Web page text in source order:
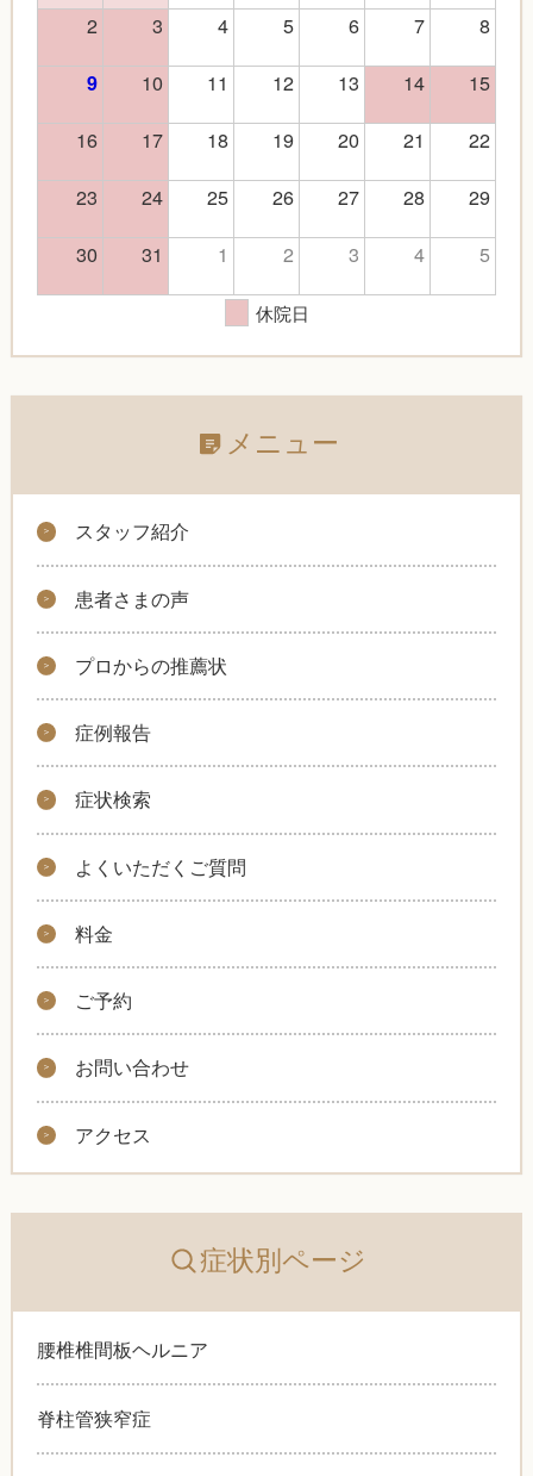
2 3 4 5 6 7 8
9 10 11 12 13 14
15
16
17 18 19 20 21
22
23
24 25 26 27 28
29
30
31 1 2 3 4 5
休院日
メニュー
スタッフ紹介
患者さまの声
プロからの推薦状
症例報告
症状検索
よくいただくご質問
料金
ご予約
お問い合わせ
アクセス
症状別ページ
腰椎椎間板ヘルニア
脊柱管狭窄症